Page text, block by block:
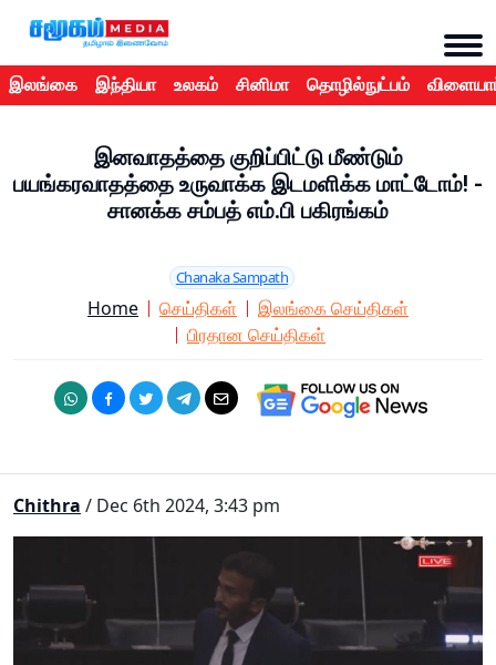
இலங்கை இந்தியா உலகம் சினிமா தொழில்நுட்பம்
இனவாதத்தை குறிப்பிட்டு மீண்டும்
பயங்கரவாதத்தை உருவாக்க இடமளிக்க மாட்டோம்! -
சானக்க சம்பத் எம்.பி பகிரங்கம்
Chanaka Sampath
Home செய்திகள்
இலங்கை செய்திகள்
பிரதான செய்திகள்
Chithra / Dec 6th 2024, 3:43 pm